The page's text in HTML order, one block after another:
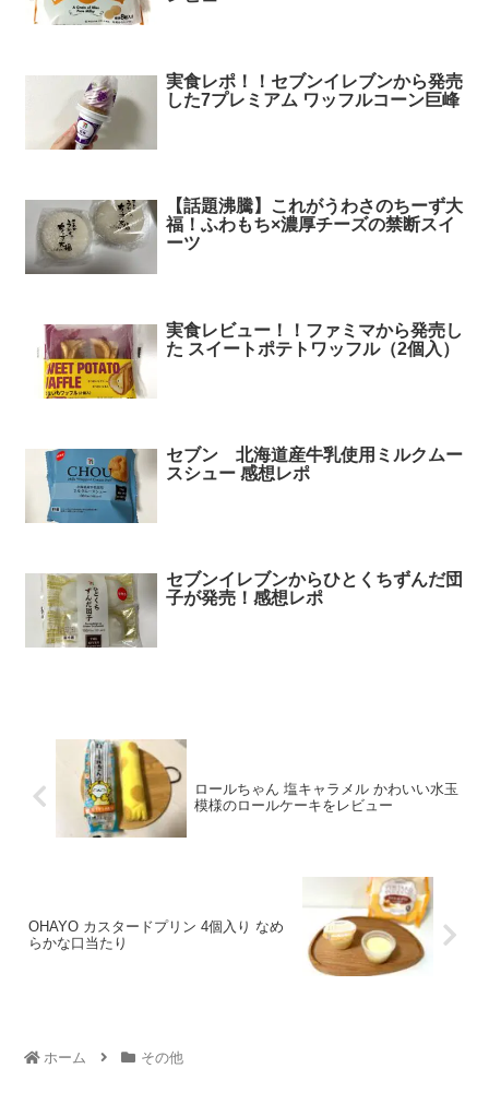
実食レポ！！セブンイレブンから発売
した7プレミアム ワッフルコーン巨峰
【話題沸騰】これがうわさのちーず大
福！ふわもち×濃厚チーズの禁断スイ
ーツ
実食レビュー！！ファミマから発売し
た スイートポテトワッフル（2個入）
セブン 北海道産牛乳使用ミルクムー
スシュー 感想レポ
セブンイレブンからひとくちずんだ団
子が発売！感想レポ
ロールちゃん 塩キャラメル かわいい水玉
模様のロールケーキをレビュー
OHAYO カスタードプリン 4個入り なめ
らかな口当たり
ホーム その他